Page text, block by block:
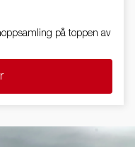
på toppen av